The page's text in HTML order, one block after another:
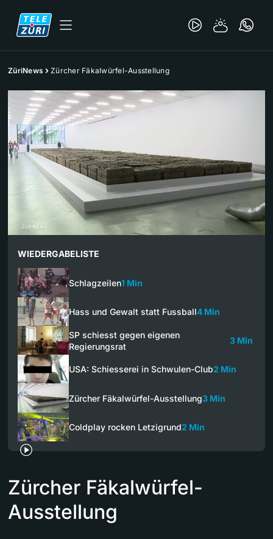
ZüriNews Zürcher Fäkalwürfel-Ausstellung
WIEDERGABELISTE
Schlagzeilen1 Min
Hass und Gewalt statt Fussball4 Min
SP schiesst gegen eigenen
Regierungsrat
3 Min
USA: Schiesserei in Schwulen-Club2 Min
Zürcher Fäkalwürfel-Ausstellung3 Min
Coldplay rocken Letzigrund2 Min
Zürcher Fäkalwürfel-
Ausstellung